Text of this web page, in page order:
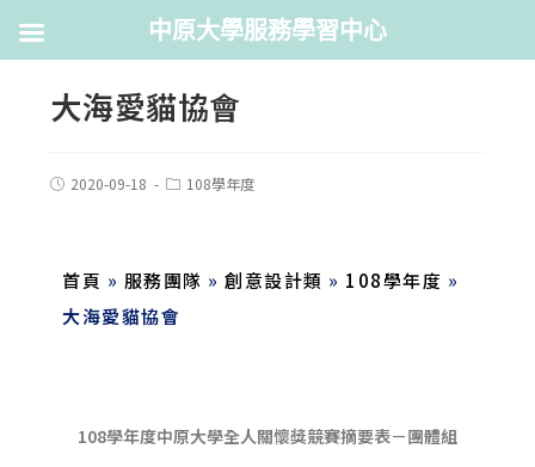
大海愛貓協會
2020-09-18 108學年度
首頁 » 服務團隊 »創意設計類 » 108學年度 »
大海愛貓協會
108學年度中原大學全人關懷獎競賽摘要表－團體組
中原大學服務學習中心